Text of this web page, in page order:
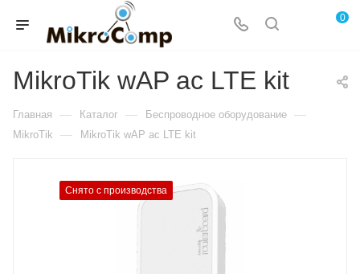
0
MikroTik wAP ac LTE kit
Главная — Каталог — Беспроводное оборудование —
MikroTik — MikroTik wAP ac LTE kit
Снято с производства